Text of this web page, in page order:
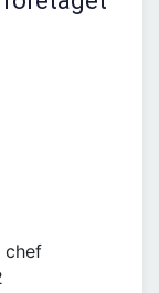
chef